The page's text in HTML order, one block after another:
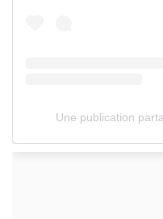
Une publication